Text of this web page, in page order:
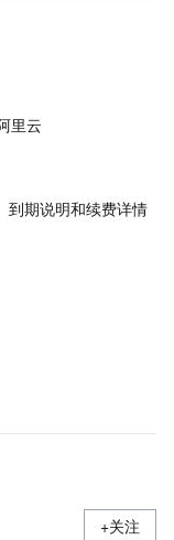
里云
到期说明和续费详情
+关注